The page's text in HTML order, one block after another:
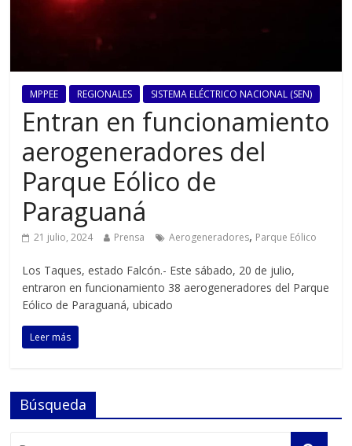
MPPEE REGIONALES SISTEMA ELÉCTRICO NACIONAL (SEN)
Entran en funcionamiento
aerogeneradores del
Parque Eólico de
Paraguaná
21 julio, 2024 Prensa Aerogeneradores, Parque Eólico
Los Taques, estado Falcón.- Este sábado, 20 de julio,
entraron en funcionamiento 38 aerogeneradores del Parque
Eólico de Paraguaná, ubicado
Leer más
Búsqueda